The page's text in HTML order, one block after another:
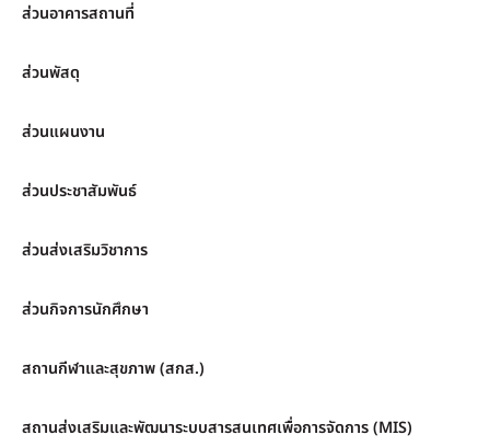
ส่วนอาคารสถานที่
ส่วนพัสดุ
ส่วนแผนงาน
ส่วนประชาสัมพันธ์
ส่วนส่งเสริมวิชาการ
ส่วนกิจการนักศึกษา
สถานกีฬาและสุขภาพ (สกส.)
สถานส่งเสริมและพัฒนาระบบสารสนเทศเพื่อการจัดการ (MIS)